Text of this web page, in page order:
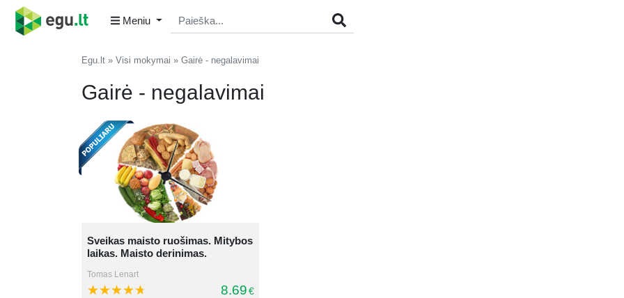
Meniu
Egu.lt Visi mokymai Gairė - negalavimai
Gairė - negalavimai
Sveikas maisto ruošimas. Mitybos
laikas. Maisto derinimas.
Tomas Lenart
8.69€